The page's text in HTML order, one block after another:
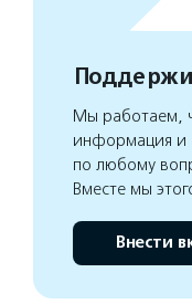
Мы работаем,
информация и
по любому
Вместе мы
Внести